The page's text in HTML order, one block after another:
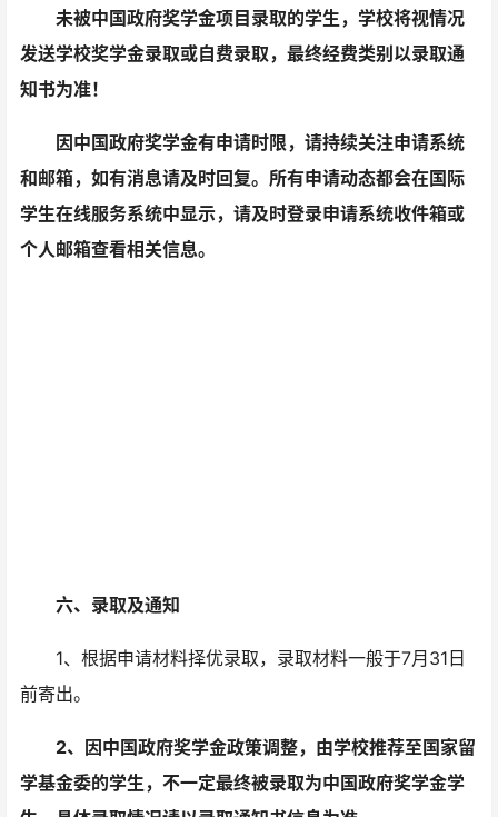
未被中国政府奖学金项目录取的学生，学校将视情况
发送学校奖学金录取或自费录取，最终经费类别以录取通
知书为准！
因中国政府奖学金有申请时限，请持续关注申请系统
和邮箱，如有消息请及时回复。所有申请动态都会在国际
学生在线服务系统中显示，请及时登录申请系统收件箱或
个人邮箱查看相关信息。
六、录取及通知
1、根据申请材料择优录取，录取材料一般于7月31日
前寄出。
2、因中国政府奖学金政策调整，由学校推荐至国家留
学基金委的学生，不一定最终被录取为中国政府奖学金学